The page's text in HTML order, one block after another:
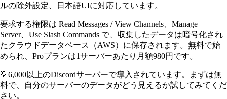
ルの除外設定、日本語UIに対応しています。
要求する権限は Read Messages / View Channels、Manage
Server、Use Slash Commands で、収集したデータは暗号化され
たクラウドデータベース（AWS）に保存されます。無料で始
められ、Proプランは1サーバーあたり月額980円です。
💡6,000以上のDiscordサーバーで導入されています。まずは無
料で、自分のサーバーのデータがどう見えるか試してみてくだ
さい。